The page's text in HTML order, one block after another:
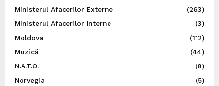
Ministerul Afacerilor Externe
(263)
Ministerul Afacerilor Interne
(3)
Moldova
(112)
Muzică
(44)
N.A.T.O.
(8)
Norvegia
(5)